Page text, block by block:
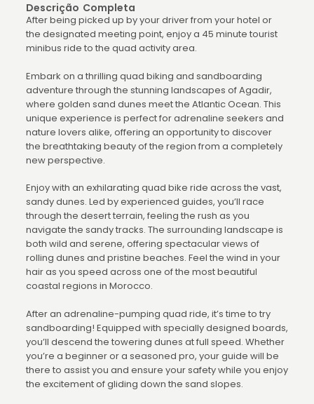
Descrição Completa
After being picked up by your driver from your hotel or
the designated meeting point, enjoy a 45 minute tourist
minibus ride to the quad activity area.
Embark on a thrilling quad biking and sandboarding
adventure through the stunning landscapes of Agadir,
where golden sand dunes meet the Atlantic Ocean. This
unique experience is perfect for adrenaline seekers and
nature lovers alike, offering an opportunity to discover
the breathtaking beauty of the region from a completely
new perspective.
Enjoy with an exhilarating quad bike ride across the vast,
sandy dunes. Led by experienced guides, you’ll race
through the desert terrain, feeling the rush as you
navigate the sandy tracks. The surrounding landscape is
both wild and serene, offering spectacular views of
rolling dunes and pristine beaches. Feel the wind in your
hair as you speed across one of the most beautiful
coastal regions in Morocco.
After an adrenaline-pumping quad ride, it’s time to try
sandboarding! Equipped with specially designed boards,
you’ll descend the towering dunes at full speed. Whether
you’re a beginner or a seasoned pro, your guide will be
there to assist you and ensure your safety while you enjoy
the excitement of gliding down the sand slopes.